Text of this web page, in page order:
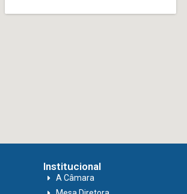
Institucional
A Câmara